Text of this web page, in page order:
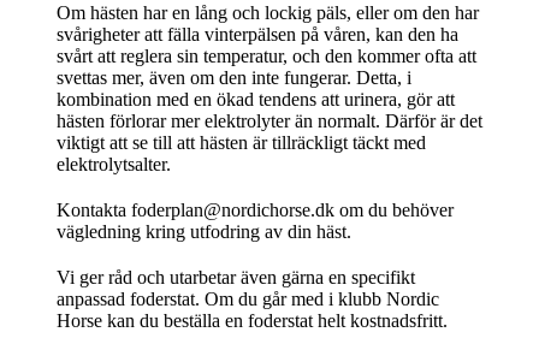
Om hästen har en lång och lockig päls, eller om den har
svårigheter att fälla vinterpälsen på våren, kan den ha
svårt att reglera sin temperatur, och den kommer ofta att
svettas mer, även om den inte fungerar. Detta, i
kombination med en ökad tendens att urinera, gör att
hästen förlorar mer elektrolyter än normalt. Därför är det
viktigt att se till att hästen är tillräckligt täckt med
elektrolytsalter.
Kontakta foderplan@nordichorse.dk om du behöver
vägledning kring utfodring av din häst.
Vi ger råd och utarbetar även gärna en specifikt
anpassad foderstat. Om du går med i klubb Nordic
Horse kan du beställa en foderstat helt kostnadsfritt.